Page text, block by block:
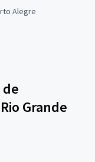
Alegre
Grande